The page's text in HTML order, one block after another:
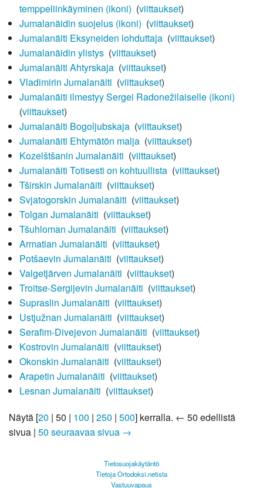
temppeliinkäyminen (ikoni) (viittaukset)
Jumalanäidin suojelus (ikoni) (viittaukset)
Jumalanäiti Eksyneiden lohduttaja‎ (viittaukset)
Jumalanäidin ylistys‎ (viittaukset)
Jumalanäiti Ahtyrskaja‎ (viittaukset)
Vladimirin Jumalanäiti (viittaukset)
Jumalanäiti ilmestyy Sergei Radonežilaiselle (ikoni)
(viittaukset)
Jumalanäiti Bogoljubskaja‎ (viittaukset)
Jumalanäiti Ehtymätön malja‎ (viittaukset)
Kozelštšanin Jumalanäiti (viittaukset)
Jumalanäiti Totisesti on kohtuullista‎ (viittaukset)
Tširskin Jumalanäiti (viittaukset)
Svjatogorskin Jumalanäiti (viittaukset)
Tolgan Jumalanäiti (viittaukset)
Tšuhloman Jumalanäiti (viittaukset)
Armatian Jumalanäiti (viittaukset)
Potšaevin Jumalanäiti (viittaukset)
Valgetjärven Jumalanäiti (viittaukset)
Troitse-Sergijevin Jumalanäiti (viittaukset)
Supraslin Jumalanäiti (viittaukset)
Ustjužnan Jumalanäiti (viittaukset)
Serafim-Divejevon Jumalanäiti (viittaukset)
Kostrovin Jumalanäiti (viittaukset)
Okonskin Jumalanäiti (viittaukset)
Arapetin Jumalanäiti (viittaukset)
Lesnan Jumalanäiti (viittaukset)
Näytä [20 | 50 | 100 | 250 | 500] kerralla. ← 50 edellistä
sivua | 50 seuraavaa sivua →
Tietosuojakäytäntö
Tietoja Ortodoksi.netista
Vastuuvapaus